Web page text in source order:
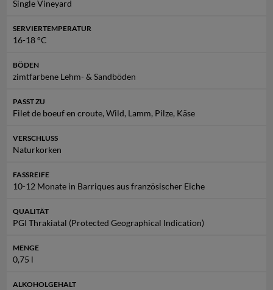
Ein hochwertiger Naturkorken rundet dieses handwerkliche
Erzeugnis stilvoll ab. Der
ist ein eindrucksvolles Beispiel für modernes Winzerhandwerk
findest Du unter Weingut Four Friends
Single Vineyard
SERVIERTEMPERATUR
16-18 °C
BÖDEN
zimtfarbene Lehm- & Sandböden
PASST ZU
Filet de boeuf en croute, Wild, Lamm, Pilze, Käse
VERSCHLUSS
Naturkorken
FASSREIFE
10-12 Monate in Barriques aus französischer Eiche
QUALITÄT
PGI Thrakiatal (Protected Geographical Indication)
MENGE
0,75 l
ALKOHOLGEHALT